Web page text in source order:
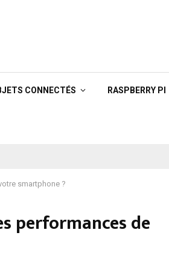
CONNECTÉS RASPBERRY PI
smartphone ?
performances de